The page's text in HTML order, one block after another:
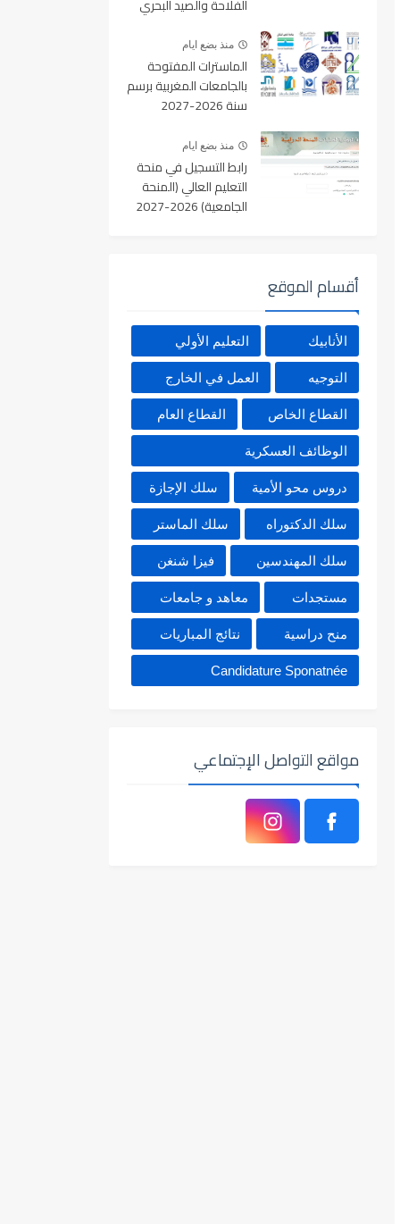
الفلاحة والصيد البحري
غشت 2026
منذ بضع ايام
الماسترات المفتوحة
بالجامعات المغربية برسم
سنة 2026-2027
منذ بضع ايام
رابط التسجيل في منحة
التعليم العالي (المنحة
الجامعية) 2026-2027
أقسام الموقع
الأنابيك التعليم الأولي
التوجيه العمل في الخارج
القطاع الخاص القطاع العام
الوظائف العسكرية
دروس محو الأمية سلك الإجازة
سلك الدكتوراه سلك الماستر
سلك المهندسين فيزا شنغن
مستجدات معاهد و جامعات
منح دراسية نتائج المباريات
Candidature Sponatnée
مواقع التواصل الإجتماعي